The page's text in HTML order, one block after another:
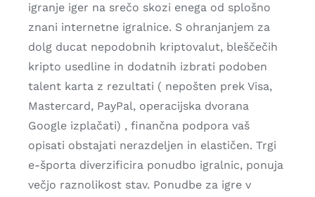
igranje iger na srečo skozi enega od splošno
znani internetne igralnice. S ohranjanjem za
dolg ducat nepodobnih kriptovalut, bleščečih
kripto usedline in dodatnih izbrati podoben
talent karta z rezultati ( nepošten prek Visa,
Mastercard, PayPal, operacijska dvorana
Google izplačati) , finančna podpora vaš
opisati obstajati nerazdeljen in elastičen. Trgi
e-športa diverzificira ponudbo igralnic, ponuja
večjo raznolikost stav. Ponudbe za igre v